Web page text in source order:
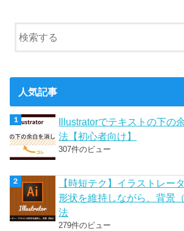
人気記事
Illustratorでテキストの下の
法【初心者向け】
307件のビュー
【時短テク】イラストレー
形状を維持しながら、背景
法
279件のビュー